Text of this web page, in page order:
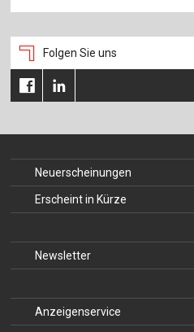
Folgen Sie uns
Neuerscheinungen
Erscheint in Kürze
Newsletter
Anzeigenservice